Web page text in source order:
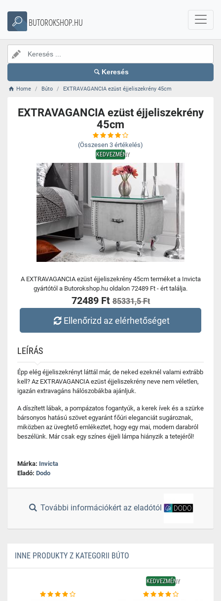
BUTOROKSHOP.HU
Keresés
Home Búto EXTRAVAGANCIA ezüst éjjeliszekrény 45cm
EXTRAVAGANCIA ezüst éjjeliszekrény
45cm
(Összesen 3 értékelés)
KEDVEZMÉNY
A EXTRAVAGANCIA ezüst éjjeliszekrény 45cm terméket a Invicta
gyártótól a Butorokshop.hu oldalon 72489 Ft - ért találja.
72489 Ft85331,5 Ft
Ellenőrizd az elérhetőséget
LEÍRÁS
Épp elég éjjeliszekrényt láttál már, de neked ezeknél valami extrább
kell? Az EXTRAVAGANCIA ezüst éjjeliszekrény neve nem véletlen,
igazán extravagáns hálószobákba ajánljuk.
A díszített lábak, a pompázatos fogantyúk, a kerek ívek és a szürke
bársonyos hatású szövet egyaránt főúri eleganciát sugároznak,
miközben az üvegtető emlékeztet, hogy egy mai, modern darabról
beszélünk. Már csak egy színes éjjeli lámpa hiányzik a tetejéről!
Márka: Invicta
Eladó: Dodo
További információkért az eladótól
INNE PRODUKTY Z KATEGORII BÚTO
KEDVEZMÉNY